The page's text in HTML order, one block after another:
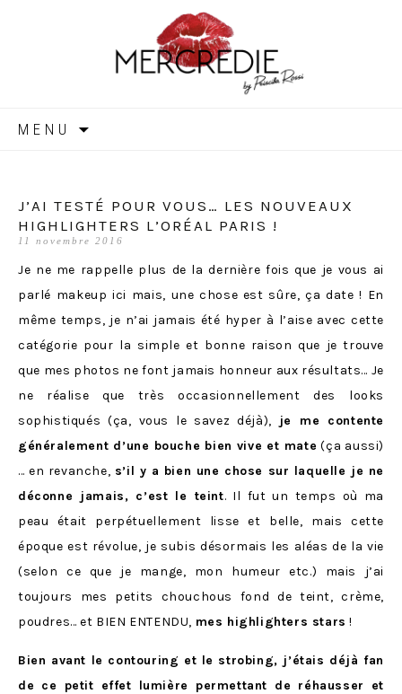
MERCREDIE
MENU
J’AI TESTÉ POUR VOUS… LES NOUVEAUX
HIGHLIGHTERS L’ORÉAL PARIS !
11 novembre 2016
Je ne me rappelle plus de la dernière fois que je vous ai
parlé makeup ici mais, une chose est sûre, ça date ! En
même temps, je n’ai jamais été hyper à l’aise avec cette
catégorie pour la simple et bonne raison que je trouve
que mes photos ne font jamais honneur aux résultats… Je
ne réalise que très occasionnellement des looks
sophistiqués (ça, vous le savez déjà),
je me contente
généralement d’une bouche bien vive et mate (ça aussi)
… en revanche, s’il y a bien une chose sur laquelle je ne
déconne jamais, c’est le teint. Il fut un temps où ma
peau était perpétuellement lisse et belle, mais cette
époque est révolue, je subis désormais les aléas de la vie
(selon ce que je mange, mon humeur etc.) mais j’ai
toujours mes petits chouchous fond de teint, crème,
poudres… et BIEN ENTENDU, mes highlighters stars !
Bien avant le contouring et le strobing, j’étais déjà fan
de ce petit effet lumière permettant de réhausser et